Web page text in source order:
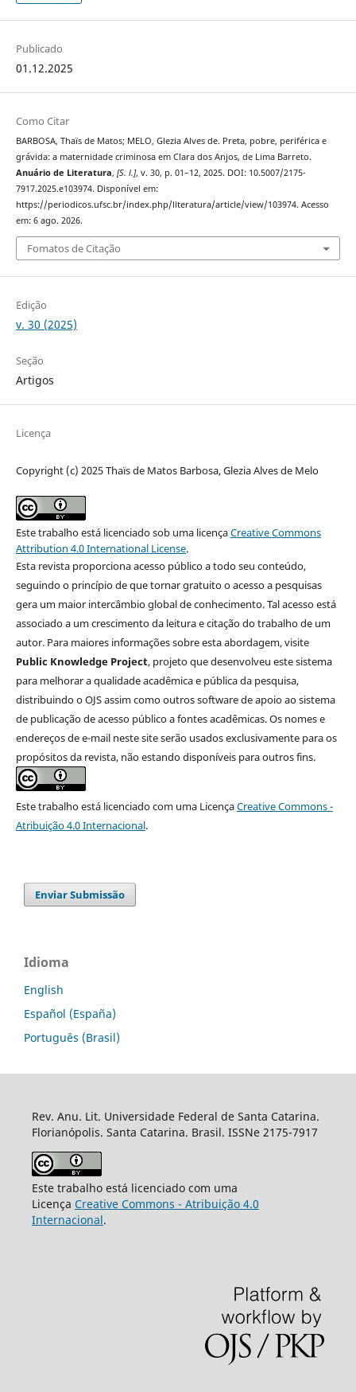
Publicado
01.12.2025
Como Citar
BARBOSA, Thaïs de Matos; MELO, Glezia Alves de. Preta, pobre, periférica e
grávida: a maternidade criminosa em Clara dos Anjos, de Lima Barreto.
Anuário de Literatura, [S. l.], v. 30, p. 01–12, 2025. DOI: 10.5007/2175-
7917.2025.e103974. Disponível em:
https://periodicos.ufsc.br/index.php/literatura/article/view/103974. Acesso
em: 6 ago. 2026.
Fomatos de Citação
Edição
v. 30 (2025)
Seção
Artigos
Licença
Copyright (c) 2025 Thaïs de Matos Barbosa, Glezia Alves de Melo
Este trabalho está licenciado sob uma licençaCreative Commons
Attribution 4.0 International License.
Esta revista proporciona acesso público a todo seu conteúdo,
seguindo o princípio de que tornar gratuito o acesso a pesquisas
gera um maior intercâmbio global de conhecimento. Tal acesso está
associado a um crescimento da leitura e citação do trabalho de um
autor. Para maiores informações sobre esta abordagem, visite
Public Knowledge Project, projeto que desenvolveu este sistema
para melhorar a qualidade acadêmica e pública da pesquisa,
distribuindo o OJS assim como outros software de apoio ao sistema
de publicação de acesso público a fontes acadêmicas. Os nomes e
endereços de e-mail neste site serão usados exclusivamente para os
propósitos da revista, não estando disponíveis para outros fins.
Este trabalho está licenciado com uma LicençaCreative Commons -
Atribuição 4.0 Internacional.
Enviar Submissão
Idioma
English
Español (España)
Português (Brasil)
Rev. Anu. Lit. Universidade Federal de Santa Catarina.
Florianópolis. Santa Catarina. Brasil. ISSNe 2175-7917
Este trabalho está licenciado com uma
Licença Creative Commons - Atribuição 4.0
Internacional.